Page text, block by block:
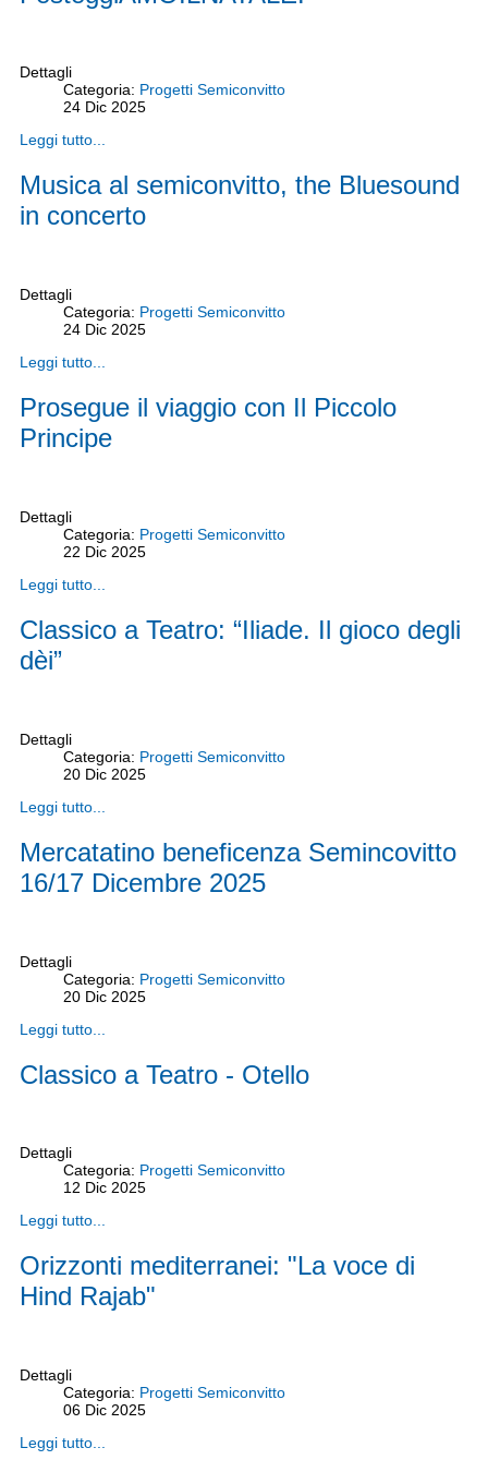
Dettagli
Categoria: Progetti Semiconvitto
24 Dic 2025
Leggi tutto...
Musica al semiconvitto, the Bluesound
in concerto
Dettagli
Categoria: Progetti Semiconvitto
24 Dic 2025
Leggi tutto...
Prosegue il viaggio con Il Piccolo
Principe
Dettagli
Categoria: Progetti Semiconvitto
22 Dic 2025
Leggi tutto...
Classico a Teatro: “Iliade. Il gioco degli
dèi”
Dettagli
Categoria: Progetti Semiconvitto
20 Dic 2025
Leggi tutto...
Mercatatino beneficenza Semincovitto
16/17 Dicembre 2025
Dettagli
Categoria: Progetti Semiconvitto
20 Dic 2025
Leggi tutto...
Classico a Teatro - Otello
Dettagli
Categoria: Progetti Semiconvitto
12 Dic 2025
Leggi tutto...
Orizzonti mediterranei: "La voce di
Hind Rajab"
Dettagli
Categoria: Progetti Semiconvitto
06 Dic 2025
Leggi tutto...